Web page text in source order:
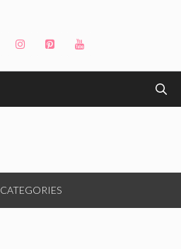
CATEGORIES